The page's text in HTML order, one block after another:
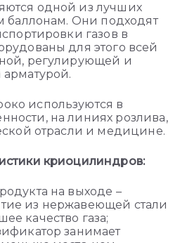
одной из лучших
баллонам. Они подходят
газов в
для этого всей
регулирующей и
используются в
на линиях розлива,
отрасли и медицине.
криоцилиндров:
на выходе –
из нержавеющей стали
качество газа;
занимает